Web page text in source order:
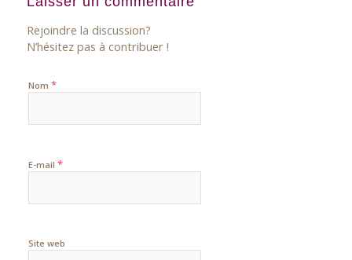
Rejoindre la discussion?
N’hésitez pas à contribuer !
Nom *
E-mail *
Site web